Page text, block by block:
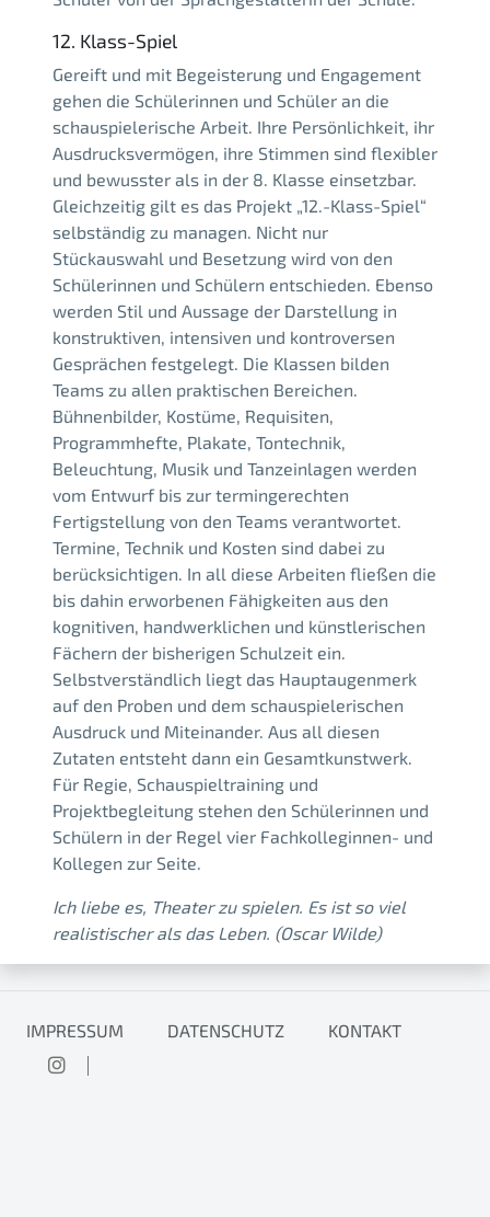
12. Klass-Spiel
Gereift und mit Begeisterung und Engagement
gehen die Schülerinnen und Schüler an die
schauspielerische Arbeit. Ihre Persönlichkeit, ihr
Ausdrucksvermögen, ihre Stimmen sind flexibler
und bewusster als in der 8. Klasse einsetzbar.
Gleichzeitig gilt es das Projekt „12.-Klass-Spiel“
selbständig zu managen. Nicht nur
Stückauswahl und Besetzung wird von den
Schülerinnen und Schülern entschieden. Ebenso
werden Stil und Aussage der Darstellung in
konstruktiven, intensiven und kontroversen
Gesprächen festgelegt. Die Klassen bilden
Teams zu allen praktischen Bereichen.
Bühnenbilder, Kostüme, Requisiten,
Programmhefte, Plakate, Tontechnik,
Beleuchtung, Musik und Tanzeinlagen werden
vom Entwurf bis zur termingerechten
Fertigstellung von den Teams verantwortet.
Termine, Technik und Kosten sind dabei zu
berücksichtigen. In all diese Arbeiten fließen die
bis dahin erworbenen Fähigkeiten aus den
kognitiven, handwerklichen und künstlerischen
Fächern der bisherigen Schulzeit ein.
Selbstverständlich liegt das Hauptaugenmerk
auf den Proben und dem schauspielerischen
Ausdruck und Miteinander. Aus all diesen
Zutaten entsteht dann ein Gesamtkunstwerk.
Für Regie, Schauspieltraining und
Projektbegleitung stehen den Schülerinnen und
Schülern in der Regel vier Fachkolleginnen- und
Kollegen zur Seite.
Ich liebe es, Theater zu spielen. Es ist so viel
realistischer als das Leben. (Oscar Wilde)
IMPRESSUM DATENSCHUTZ KONTAKT